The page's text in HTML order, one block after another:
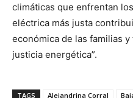
climáticas que enfrentan
eléctrica más justa
económica de las familias
justicia energética”.
TAGS Alejandrina Corral